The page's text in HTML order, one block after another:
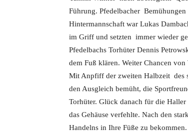
Führung. Pfedelbacher
Hintermannschaft war Lukas
im Griff und setzten immer wieder
Pfedelbachs Torhüter Dennis
dem Fuß klären. Weiter Chancen
Mit Anpfiff der zweiten Halbzeit des
den Ausgleich bemüht, die
Torhüter. Glück danach für die
das Gehäuse verfehlte. Nach den
Handelns in Ihre Füße zu